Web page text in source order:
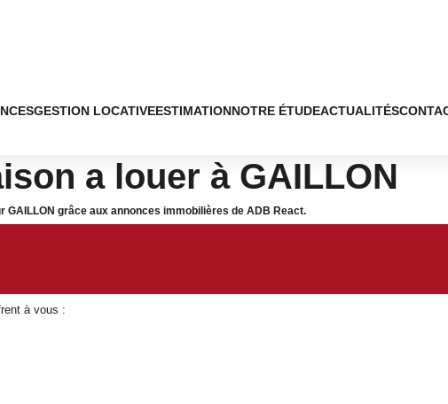
GESTION LOCATIVEESTIMATIONNOTRE ÉTUDEACTUALITÉS
a louer à GAILLON
grâce aux annonces immobilières de ADB React.
à vous :